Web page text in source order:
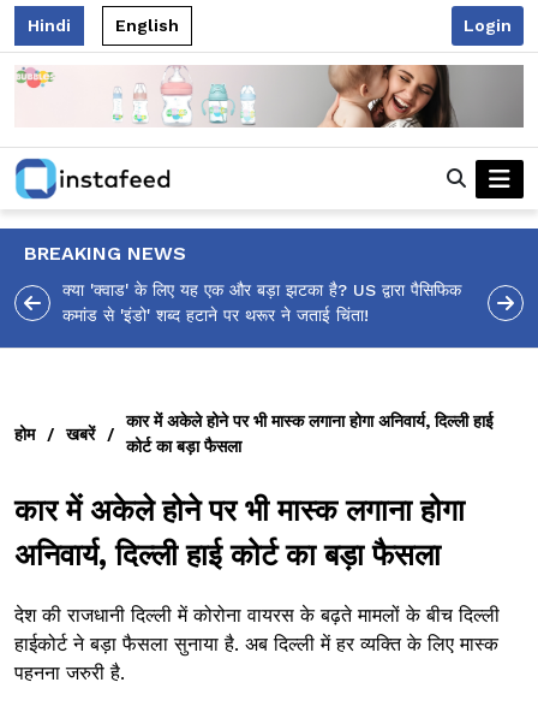
Hindi English Login
BREAKING NEWS
आलिया भट्ट का मज़ेदार 'शर्वरी कहाँ है?' पोस्ट, 'अल्फा' टीज़र पर
उठे सवालों का मज़ाकिया जवाब!
होम / खबरें /
कार में अकेले होने पर भी मास्क लगाना होगा अनिवार्य, दिल्ली हाई
कोर्ट का बड़ा फैसला
कार में अकेले होने पर भी मास्क लगाना होगा
अनिवार्य, दिल्ली हाई कोर्ट का बड़ा फैसला
देश की राजधानी दिल्ली में कोरोना वायरस के बढ़ते मामलों के बीच दिल्ली
हाईकोर्ट ने बड़ा फैसला सुनाया है. अब दिल्ली में हर व्यक्ति के लिए मास्क
पहनना जरुरी है.